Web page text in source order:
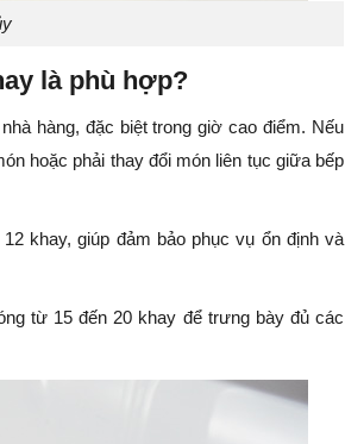
là phù hợp?
hàng, đặc biệt trong giờ cao điểm. Nếu
hoặc phải thay đổi món liên tục giữa bếp
khay, giúp đảm bảo phục vụ ổn định và
từ 15 đến 20 khay để trưng bày đủ các